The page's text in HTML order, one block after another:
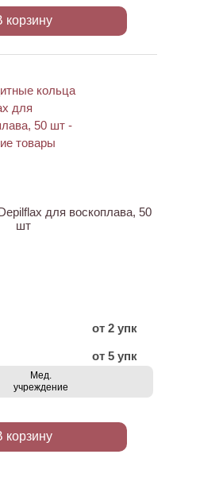
корзину
для воскоплава, 50
шт
от 2 упк
от 5 упк
Мед.
учреждение
корзину